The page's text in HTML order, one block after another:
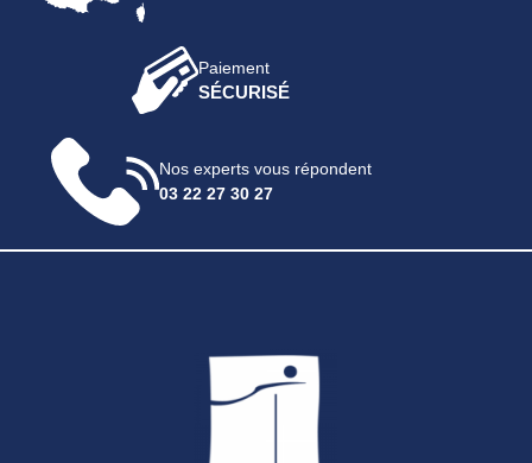
Paiement
SÉCURISÉ
Nos experts vous répondent
03 22 27 30 27